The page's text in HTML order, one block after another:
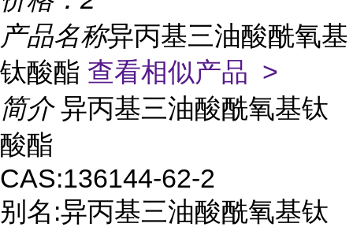
产品名称异丙基三油酸酰氧基
钛酸酯 查看相似产品 >
简介 异丙基三油酸酰氧基钛
酸酯
CAS:136144-62-2
别名:异丙基三油酸酰氧基钛